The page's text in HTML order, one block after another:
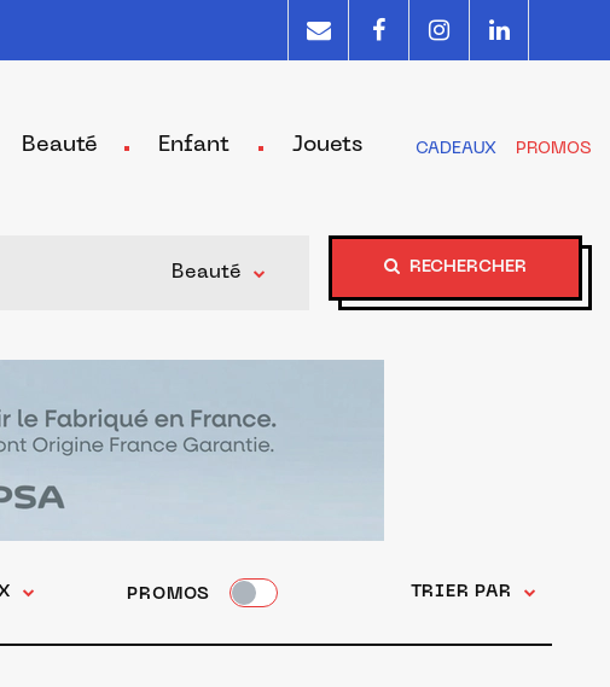
Beauté Enfant Jouets CADEAUX PROMOS
Beauté RECHERCHER
PROMOS TRIER PAR